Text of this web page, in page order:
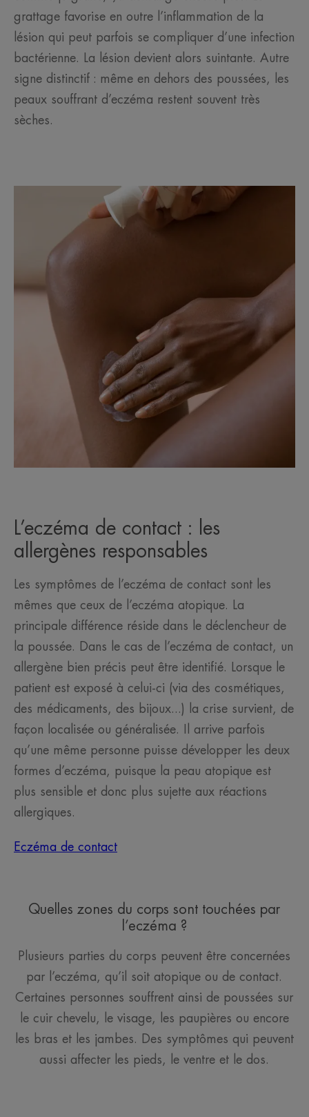
grattage favorise en outre l’inflammation de la
lésion qui peut parfois se compliquer d’une infection
bactérienne. La lésion devient alors suintante. Autre
signe distinctif : même en dehors des poussées, les
peaux souffrant d’eczéma restent souvent très
sèches.
L’eczéma de contact : les
allergènes responsables
Les symptômes de l’eczéma de contact sont les
mêmes que ceux de l’eczéma atopique. La
principale différence réside dans le déclencheur de
la poussée. Dans le cas de l’eczéma de contact, un
allergène bien précis peut être identifié. Lorsque le
patient est exposé à celui-ci (via des cosmétiques,
des médicaments, des bijoux...) la crise survient, de
façon localisée ou généralisée. Il arrive parfois
qu’une même personne puisse développer les deux
formes d’eczéma, puisque la peau atopique est
plus sensible et donc plus sujette aux réactions
allergiques.
Eczéma de contact
Quelles zones du corps sont touchées par
l’eczéma ?
Plusieurs parties du corps peuvent être concernées
par l’eczéma, qu’il soit atopique ou de contact.
Certaines personnes souffrent ainsi de poussées sur
le cuir chevelu, le visage, les paupières ou encore
les bras et les jambes. Des symptômes qui peuvent
aussi affecter les pieds, le ventre et le dos.